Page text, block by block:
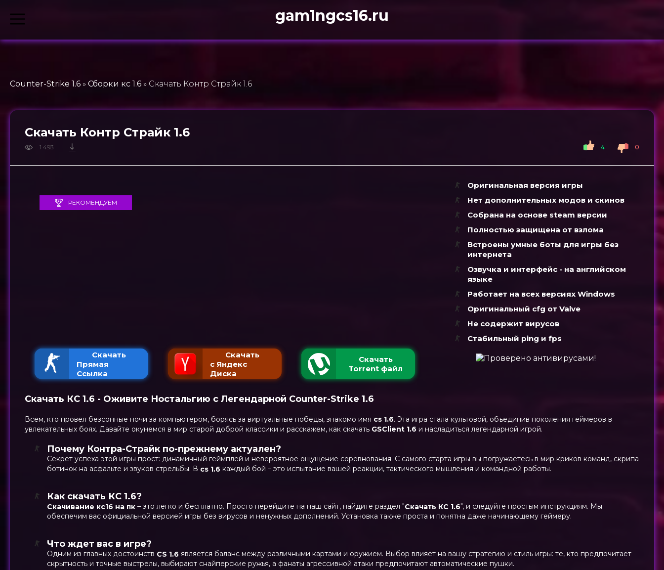
gam1ngcs16.ru
Counter-Strike 1.6 » Сборки кс 1.6 » Скачать Контр Страйк 1.6
Скачать Контр Страйк 1.6
1 493 4 0
Оригинальная версия игры
Нет дополнительных модов и скинов
Собрана на основе steam версии
Полностью защищена от взлома
Встроены умные боты для игры без
интернета
Озвучка и интерфейс - на английском
языке
Работает на всех версиях Windows
Оригинальный cfg от Valve
Не содержит вирусов
Стабильный ping и fps
РЕКОМЕНДУЕМ
Скачать
Прямая
Ссылка
Скачать
с Яндекс
Диска
Скачать
Torrent файл
Скачать КС 1.6 - Оживите Ностальгию с Легендарной Counter-Strike 1.6
Всем, кто провел безсонные ночи за компьютером, борясь за виртуальные победы, знакомо имя cs 1.6. Эта игра стала культовой, объединив поколения геймеров в
увлекательных боях. Давайте окунемся в мир старой доброй классики и расскажем, как скачать GSClient 1.6 и насладиться легендарной игрой.
Почему Контра-Страйк по-прежнему актуален?
Секрет успеха этой игры прост: динамичный геймплей и невероятное ощущение соревнования. С самого старта игры вы погружаетесь в мир криков команд, скрипа
ботинок на асфальте и звуков стрельбы. В cs 1.6 каждый бой – это испытание вашей реакции, тактического мышления и командной работы.
Как скачать КС 1.6?
Скачивание кс16 на пк – это легко и бесплатно. Просто перейдите на наш сайт, найдите раздел "Скачать КС 1.6", и следуйте простым инструкциям. Мы
обеспечим вас официальной версией игры без вирусов и ненужных дополнений. Установка также проста и понятна даже начинающему геймеру.
Что ждет вас в игре?
Одним из главных достоинств CS 1.6 является баланс между различными картами и оружием. Выбор влияет на вашу стратегию и стиль игры: те, кто предпочитает
скрытность и точные выстрелы, выбирают снайперские ружья, а фанаты агрессивной атаки предпочитают автоматические пушки.